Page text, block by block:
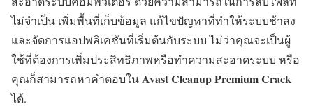
ไม่จำเป็น เพิ่มพื้นที่เก็บข้อมูล แก้ไขปัญหาที่ทำให้ระบบช้าลง
และจัดการแอปพลิเคชันที่เริ่มต้นกับระบบ ไม่ว่าคุณจะเป็นผู้
ใช้ที่ต้องการเพิ่มประสิทธิภาพหรือทำความสะอาดระบบ หรือ
คุณก็สามารถหาคำตอบในAvast Cleanup Premium Crack
ได้.